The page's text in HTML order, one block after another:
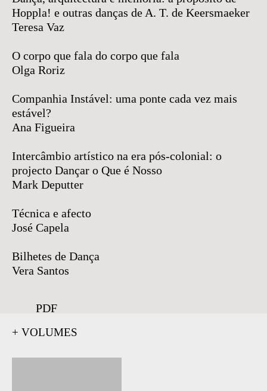
Hoppla! e outras danças de A. T. de Keersmaeker
Teresa Vaz
O corpo que fala do corpo que fala
Olga Roriz
Companhia Instável: uma ponte cada vez mais
estável?
Ana Figueira
Intercâmbio artístico na era pós-colonial: o
projecto Dançar o Que é Nosso
Mark Deputter
Técnica e afecto
José Capela
Bilhetes de Dança
Vera Santos
PDF
+ VOLUMES